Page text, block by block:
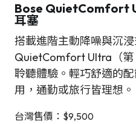
Bose QuietComfort
耳塞
搭載進階主動降噪與沉
QuietComfort Ultra（第
聆聽體驗。輕巧舒適的
用，通勤或旅行皆理想。
台灣售價：$9,500